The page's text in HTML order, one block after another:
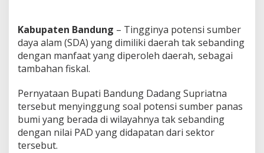
i
T
e
s
a
r
Kabupaten Bandung – Tingginya potensi sumber
daya alam (SDA) yang dimiliki daerah tak sebanding
dengan manfaat yang diperoleh daerah, sebagai
tambahan fiskal.
Pernyataan Bupati Bandung Dadang Supriatna
tersebut menyinggung soal potensi sumber panas
bumi yang berada di wilayahnya tak sebanding
dengan nilai PAD yang didapatan dari sektor
tersebut.